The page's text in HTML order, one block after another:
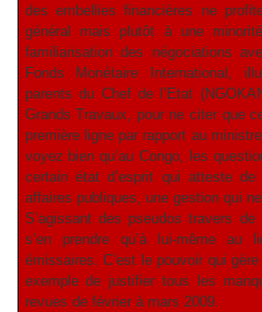
des embellies financières ne
général mais plutôt à une
familiarisation des négociations
Fonds Monétaire International,
parents du Chef de l’Etat (
Grands Travaux, pour ne citer que
première ligne par rapport au
voyez bien qu’au Congo, les
certain état d’esprit qui atteste
affaires publiques, une gestion qui
S’agissant des pseudos travers de
s’en prendre qu’à lui-même au
émissaires. C’est le pouvoir qui
exemple de justifier tous les
revues de février à mars 2009.